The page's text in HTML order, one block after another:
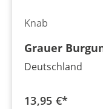
Knab
Grauer
Deutschland
13,95 €*